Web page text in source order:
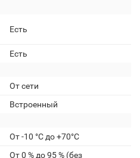
Есть
Есть
От сети
Встроенный
От -10 °C до +70°C
От 0 % до 95 % (без